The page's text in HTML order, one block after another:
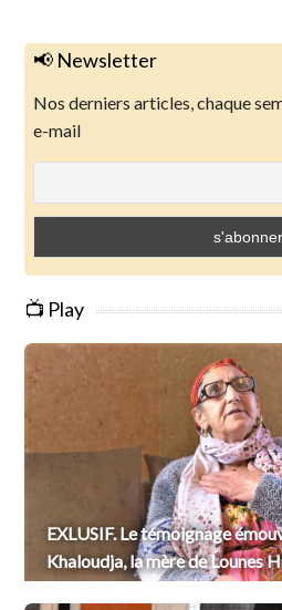
📢 Newsletter
Nos derniers articles, chaque
e-mail
📺 Play
EXLUSIF. Le témoignage
Khaloudja, la mère de Lounes